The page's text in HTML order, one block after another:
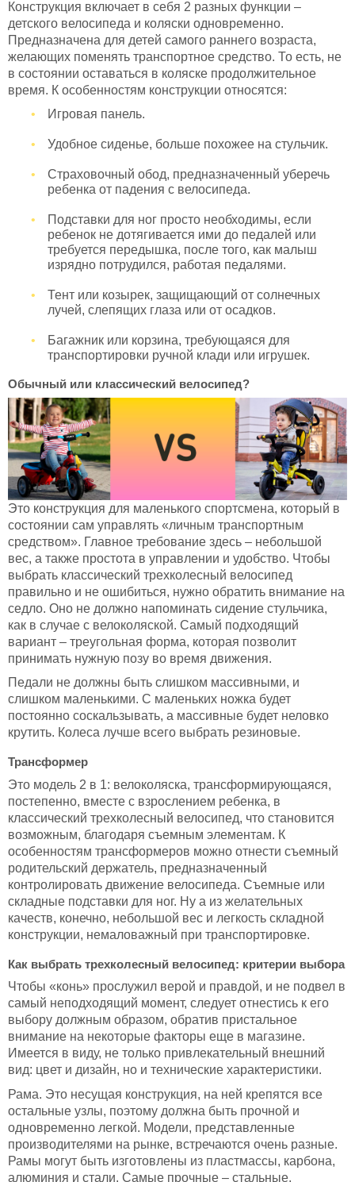
Конструкция включает в себя 2 разных функции –
детского велосипеда и коляски одновременно.
Предназначена для детей самого раннего возраста,
желающих поменять транспортное средство. То есть, не
в состоянии оставаться в коляске продолжительное
время. К особенностям конструкции относятся:
Игровая панель.
Удобное сиденье, больше похожее на стульчик.
Страховочный обод, предназначенный уберечь
ребенка от падения с велосипеда.
Подставки для ног просто необходимы, если
ребенок не дотягивается ими до педалей или
требуется передышка, после того, как малыш
изрядно потрудился, работая педалями.
Тент или козырек, защищающий от солнечных
лучей, слепящих глаза или от осадков.
Багажник или корзина, требующаяся для
транспортировки ручной клади или игрушек.
Обычный или классический велосипед?
Это конструкция для маленького спортсмена, который в
состоянии сам управлять «личным транспортным
средством». Главное требование здесь – небольшой
вес, а также простота в управлении и удобство. Чтобы
выбрать классический трехколесный велосипед
правильно и не ошибиться, нужно обратить внимание на
седло. Оно не должно напоминать сидение стульчика,
как в случае с велоколяской. Самый подходящий
вариант – треугольная форма, которая позволит
принимать нужную позу во время движения.
Педали не должны быть слишком массивными, и
слишком маленькими. С маленьких ножка будет
постоянно соскальзывать, а массивные будет неловко
крутить. Колеса лучше всего выбрать резиновые.
Трансформер
Это модель 2 в 1: велоколяска, трансформирующаяся,
постепенно, вместе с взрослением ребенка, в
классический трехколесный велосипед, что становится
возможным, благодаря съемным элементам. К
особенностям трансформеров можно отнести съемный
родительский держатель, предназначенный
контролировать движение велосипеда. Съемные или
складные подставки для ног. Ну а из желательных
качеств, конечно, небольшой вес и легкость складной
конструкции, немаловажный при транспортировке.
Как выбрать трехколесный велосипед: критерии выбора
Чтобы «конь» прослужил верой и правдой, и не подвел в
самый неподходящий момент, следует отнестись к его
выбору должным образом, обратив пристальное
внимание на некоторые факторы еще в магазине.
Имеется в виду, не только привлекательный внешний
вид: цвет и дизайн, но и технические характеристики.
Рама. Это несущая конструкция, на ней крепятся все
остальные узлы, поэтому должна быть прочной и
одновременно легкой. Модели, представленные
производителями на рынке, встречаются очень разные.
Рамы могут быть изготовлены из пластмассы, карбона,
алюминия и стали. Самые прочные – стальные,